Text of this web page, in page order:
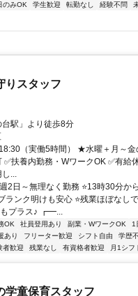
のみOK 学生歓迎 転勤なし 経験不問
りスタッフ
駅」より徒歩8分
（実働5時間） ★水曜＋月～
✅扶養内勤務・WワークOK ✅有給
...
2日～無理なく勤務 ⭐13時30分か
ランク明けも安心 ⭐残業ほぼなし
もプラス♪ ┏━...
OK 社員登用あり 副業・WワークOK
1
あり フリーター歓迎 シフト自由 学歴
者歓迎 残業なし 有資格者歓迎 月1シフ
学童保育スタッフ